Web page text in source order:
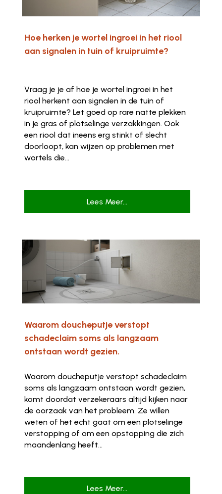
Hoe herken je wortel ingroei in het riool
aan signalen in tuin of kruipruimte?
Vraag je je af hoe je wortel ingroei in het
riool herkent aan signalen in de tuin of
kruipruimte? Let goed op rare natte plekken
in je gras of plotselinge verzakkingen. Ook
een riool dat ineens erg stinkt of slecht
doorloopt, kan wijzen op problemen met
wortels die...
Lees Meer...
Waarom doucheputje verstopt
schadeclaim soms als langzaam
ontstaan wordt gezien.
Waarom doucheputje verstopt schadeclaim
soms als langzaam ontstaan wordt gezien,
komt doordat verzekeraars altijd kijken naar
de oorzaak van het probleem. Ze willen
weten of het echt gaat om een plotselinge
verstopping of om een opstopping die zich
maandenlang heeft...
Lees Meer...